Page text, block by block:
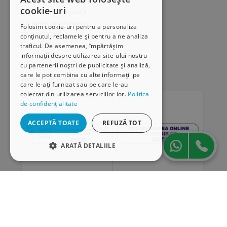
cookie-uri
Folosim cookie-uri pentru a personaliza
conținutul, reclamele și pentru a ne analiza
traficul. De asemenea, împărtășim
informații despre utilizarea site-ului nostru
cu partenerii noștri de publicitate și analiză,
care le pot combina cu alte informații pe
care le-ați furnizat sau pe care le-au
colectat din utilizarea serviciilor lor. Politica
de confidențialitate
ACCEPTĂ TOATE REFUZĂ TOT
ARATĂ DETALIILE
Modalități de plată
Livrarea produselor
SEAP/SICAP
Hartă site
Cariere
Abonare newsletter